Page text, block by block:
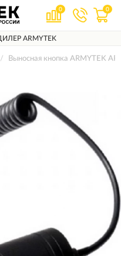
0 0
ARMYTEK
Выносная кнопка ARMYTEK